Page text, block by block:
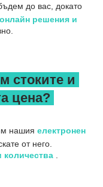
до вас, докато
онлайн решения и
стоките и
цена?
нашия електронен
от него.
количества